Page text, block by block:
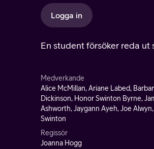
Logga in
En student försöker reda ut
Medverkande
Alice McMillan, Ariane Labed,
Dickinson, Honor Swinton Byrne,
Ashworth, Jaygann Ayeh, Joe
Swinton
Regissör
Joanna Hogg